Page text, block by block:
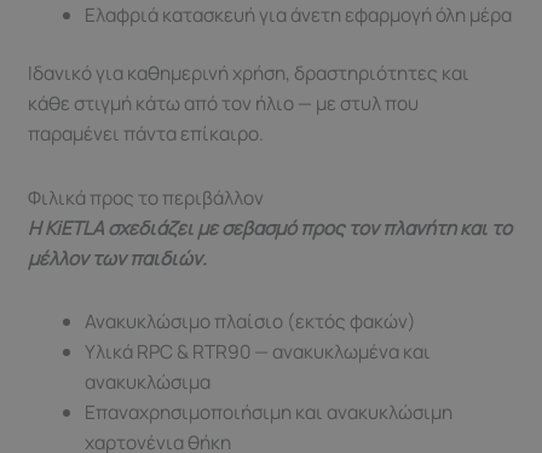
Ελαφριά κατασκευή για άνετη εφαρμογή όλη μέρα
Ιδανικό για καθημερινή χρήση, δραστηριότητες και
κάθε στιγμή κάτω από τον ήλιο — με στυλ που
παραμένει πάντα επίκαιρο.
Φιλικά προς το περιβάλλον
Η KiETLA σχεδιάζει με σεβασμό προς τον πλανήτη και το
μέλλον των παιδιών.
Ανακυκλώσιμο πλαίσιο (εκτός φακών)
Υλικά RPC & RTR90 — ανακυκλωμένα και
ανακυκλώσιμα
Επαναχρησιμοποιήσιμη και ανακυκλώσιμη
χαρτονένια θήκη